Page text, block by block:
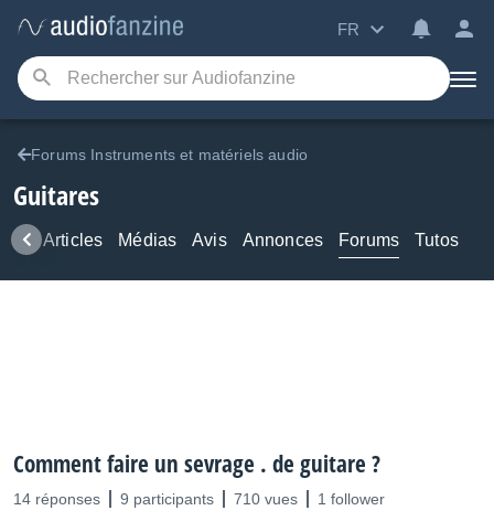
FR
Forums Instruments et matériels audio
Guitares
Articles Médias Avis Annonces Forums Tutos
Comment faire un sevrage . de guitare ?
14 réponses 9 participants 710 vues 1 follower